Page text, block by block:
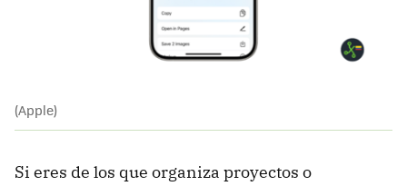
(Apple)
Si eres de los que organiza proyectos o